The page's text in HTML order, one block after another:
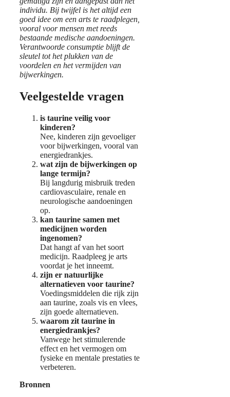
individu. Bij twijfel is het altijd een
goed idee om een arts te raadplegen,
vooral voor mensen met reeds
bestaande medische aandoeningen.
Verantwoorde consumptie blijft de
sleutel tot het plukken van de
voordelen en het vermijden van
bijwerkingen.
Veelgestelde vragen
is taurine veilig voor
kinderen?
Nee, kinderen zijn gevoeliger
voor bijwerkingen, vooral van
energiedrankjes.
wat zijn de bijwerkingen op
lange termijn?
Bij langdurig misbruik treden
cardiovasculaire, renale en
neurologische aandoeningen
op.
kan taurine samen met
medicijnen worden
ingenomen?
Dat hangt af van het soort
medicijn. Raadpleeg je arts
voordat je het inneemt.
zijn er natuurlijke
alternatieven voor taurine?
Voedingsmiddelen die rijk zijn
aan taurine, zoals vis en vlees,
zijn goede alternatieven.
waarom zit taurine in
energiedrankjes?
Vanwege het stimulerende
effect en het vermogen om
fysieke en mentale prestaties te
verbeteren.
Bronnen